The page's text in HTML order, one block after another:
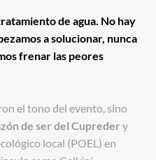
de agua. No hay
a solucionar, nunca
frenar las peores
el tono del evento, sino
de ser del Cupreder y
local (POEL) en